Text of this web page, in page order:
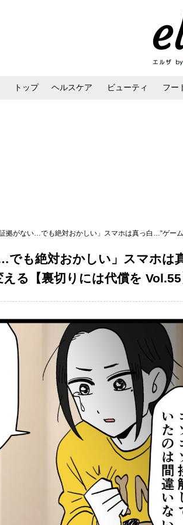
トップ ヘルスケア ビューティ フー
拠がない…でも絶対おかしい」スマホは真っ白…“ゲー
…でも絶対おかしい」スマホは
る【裏切りには代償を Vol.55